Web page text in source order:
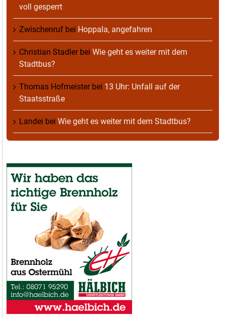
voll gesperrt
Zwischenruf bei Hoppala, angefahren
Christian Stadlerbei Wie geht es weiter mit dem
Stadtbus?
Thomas Hofmeisterbei 13 Uhr: Unfall auf der
Staatsstraße
Landei bei Wie geht es weiter mit dem Stadtbus?